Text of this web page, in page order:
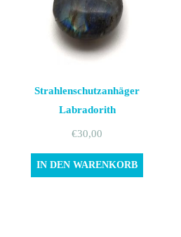
Strahlenschutzanhäger
Labradorith
€30,00
IN DEN WARENKORB